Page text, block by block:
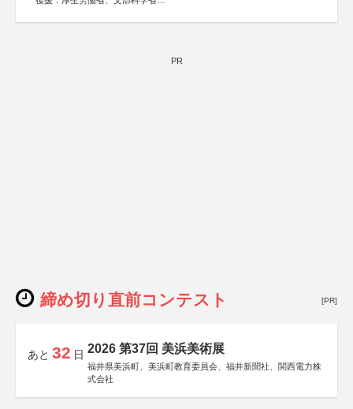
しん生命保険株式会社
PR
締め切り直前コンテスト [PR]
あと 32 日 2026 第37回 美浜美術展
福井県美浜町、美浜町教育委員会、福井新聞社、関西電力株
式会社